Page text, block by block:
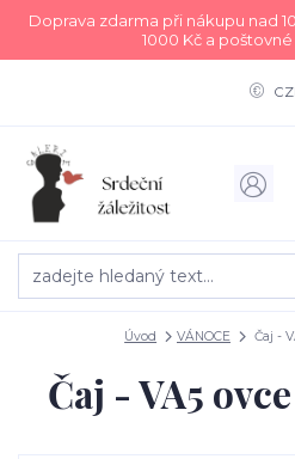
Doprava zdarma při nákupu nad
1000 Kč a
Úvod VÁNOCE Čaj -
Čaj - VA5